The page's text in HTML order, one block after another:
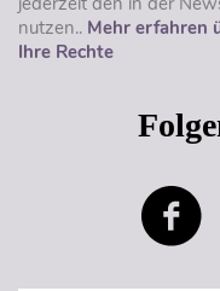
nutzen.. Mehr erfahren
Ihre Rechte